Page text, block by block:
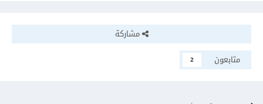
مشاركة
متابعون
2